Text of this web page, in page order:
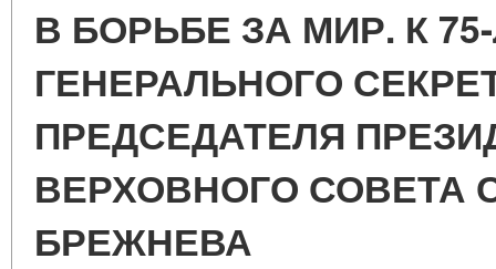
В БОРЬБЕ ЗА МИР. К
ГЕНЕРАЛЬНОГО
ПРЕДСЕДАТЕЛЯ
ВЕРХОВНОГО СОВЕТА
БРЕЖНЕВА